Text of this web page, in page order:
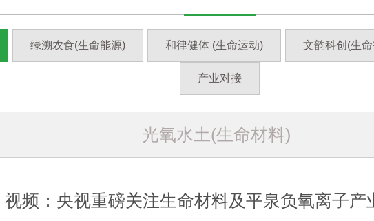
绿溯农食(生命能源) 和律健体 (生命运动) 文韵科创(生
产业对接
光氧水土(生命材料)
视频：央视重磅关注生命材料及平泉负氧离子产